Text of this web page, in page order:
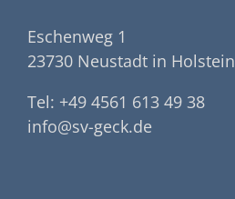
Eschenweg 1
23730 Neustadt in Holstein
Tel: +49 4561 613 49 38
info@sv-geck.de